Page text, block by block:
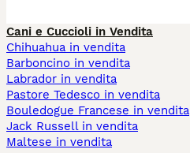
Cani e Cuccioli in Vendita
Chihuahua in vendita
Barboncino in vendita
Labrador in vendita
Pastore Tedesco in vendita
Bouledogue Francese in vendita
Jack Russell in vendita
Maltese in vendita